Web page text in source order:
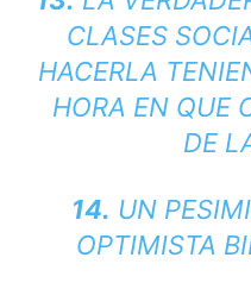
CLASES
HACERLA
HORA EN QUE
DE
14. UN
OPTIMISTA